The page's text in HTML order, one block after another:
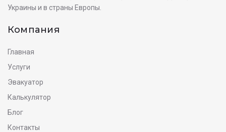
Украины и в страны Европы.
Компания
Главная
Услуги
Эвакуатор
Калькулятор
Блог
Контакты